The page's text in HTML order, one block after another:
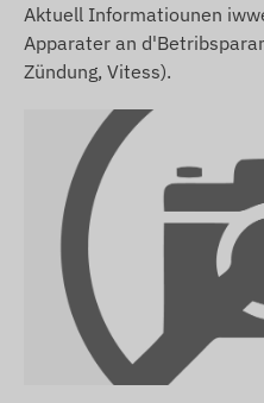
Aktuell Informatiounen
Apparater an
Zündung, Vitess).